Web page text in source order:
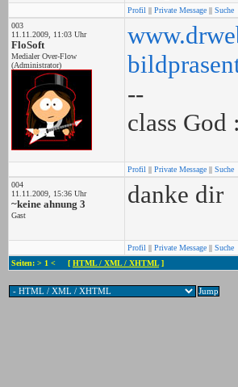
Profil || Private Message || Suche
003
11.11.2009, 11:03 Uhr
FloSoft
Medialer Over-Flow
(Administrator)
--
class
Profil || Private Message || Suche
004
11.11.2009, 15:36 Uhr
~keine ahnung 3
Gast
danke dir
Profil || Private Message || Suche
Seiten: > 1 < [ HTML / XML / XHTML]